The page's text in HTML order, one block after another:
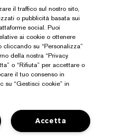
il traffico sul nostro sito,
o pubblicità basata sui
social. Puoi
ai cookie o ottenere
su “Personalizza”
della nostra “Privacy
o “Rifiuta” per accettare o
il tuo consenso in
su “Gestisci cookie” in
Accetta